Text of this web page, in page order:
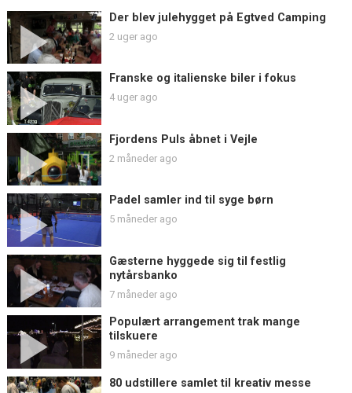
Der blev julehygget på Egtved Camping
2 uger ago
Franske og italienske biler i fokus
4 uger ago
Fjordens Puls åbnet i Vejle
2 måneder ago
Padel samler ind til syge børn
5 måneder ago
Gæsterne hyggede sig til festlig
nytårsbanko
7 måneder ago
Populært arrangement trak mange
tilskuere
9 måneder ago
80 udstillere samlet til kreativ messe